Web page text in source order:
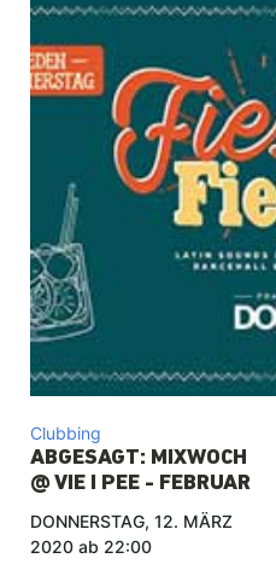
Clubbing
ABGESAGT: MIXWOCH
@ VIE I PEE - FEBRUAR
DONNERSTAG, 12. MÄRZ
2020 ab 22:00